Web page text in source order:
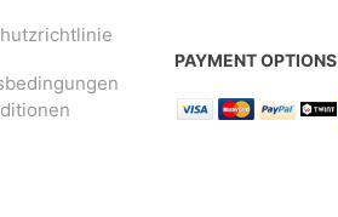
PAYMENT OPTIONS